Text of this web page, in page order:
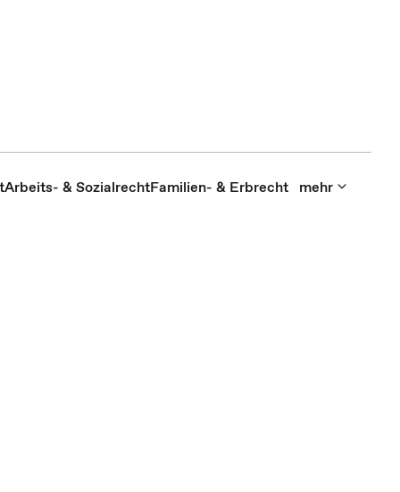
Arbeits- & SozialrechtFamilien- & Erbrecht mehr